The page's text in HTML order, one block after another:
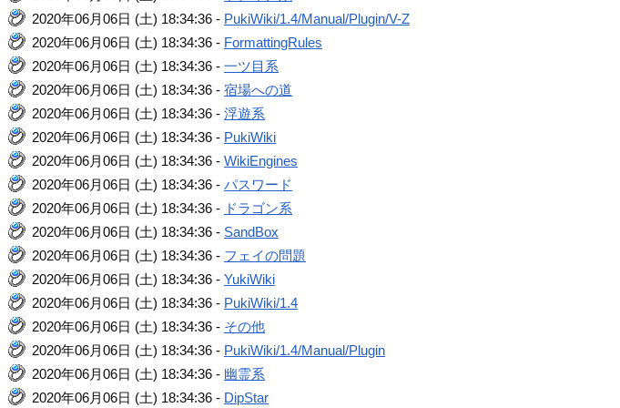
2020年06月06日 (土) 18:34:36 - PukiWiki/1.4/Manual/Plugin/V-Z
2020年06月06日 (土) 18:34:36 - FormattingRules
2020年06月06日 (土) 18:34:36 -一ツ目系
2020年06月06日 (土) 18:34:36 -宿場への道
2020年06月06日 (土) 18:34:36 -浮遊系
2020年06月06日 (土) 18:34:36 - PukiWiki
2020年06月06日 (土) 18:34:36 -WikiEngines
2020年06月06日 (土) 18:34:36 -パスワード
2020年06月06日 (土) 18:34:36 - ドラゴン系
2020年06月06日 (土) 18:34:36 - SandBox
2020年06月06日 (土) 18:34:36 - フェイの問題
2020年06月06日 (土) 18:34:36 -YukiWiki
2020年06月06日 (土) 18:34:36 - PukiWiki/1.4
2020年06月06日 (土) 18:34:36 - その他
2020年06月06日 (土) 18:34:36 - PukiWiki/1.4/Manual/Plugin
2020年06月06日 (土) 18:34:36 - 幽霊系
2020年06月06日 (土) 18:34:36 - DipStar